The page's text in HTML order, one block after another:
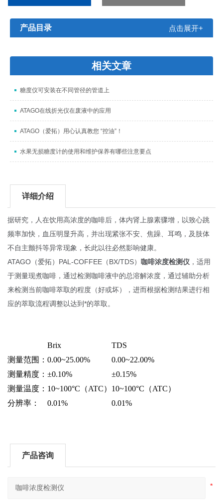
产品目录 点击展开+
相关文章
糖度仪可安装在不同管径的管道上
ATAGO在线折光仪在废液中的应用
ATAGO（爱拓）用心认真教您 “控油”！
水果无损糖度计的使用和维护保养有哪些注意要点
详细介绍
据研究，人在饮用高浓度的咖啡后，体内肾上腺素骤增，以致心跳
频率加快，血压明显升高，并出现紧张不安、焦躁、耳鸣，及肢体
不自主颤抖等异常现象，长此以往必然影响健康。
ATAGO（爱拓）PAL-COFFEE（BX/TDS）咖啡浓度检测仪 ，适用
于测量现煮咖啡，通过检测咖啡液中的总溶解浓度，通过辅助分析
来检测当前咖啡萃取的程度（好或坏），进而根据检测结果进行相
应的萃取流程调整以达到*的萃取。
Brix
TDS
测量范围：0.00~25.00%
0.00~22.00%
测量精度：±0.10%
±0.15%
测量温度： 10~100°C（ATC） 10~100°C（ATC）
分辨率：
0.01% 0.01%
产品咨询